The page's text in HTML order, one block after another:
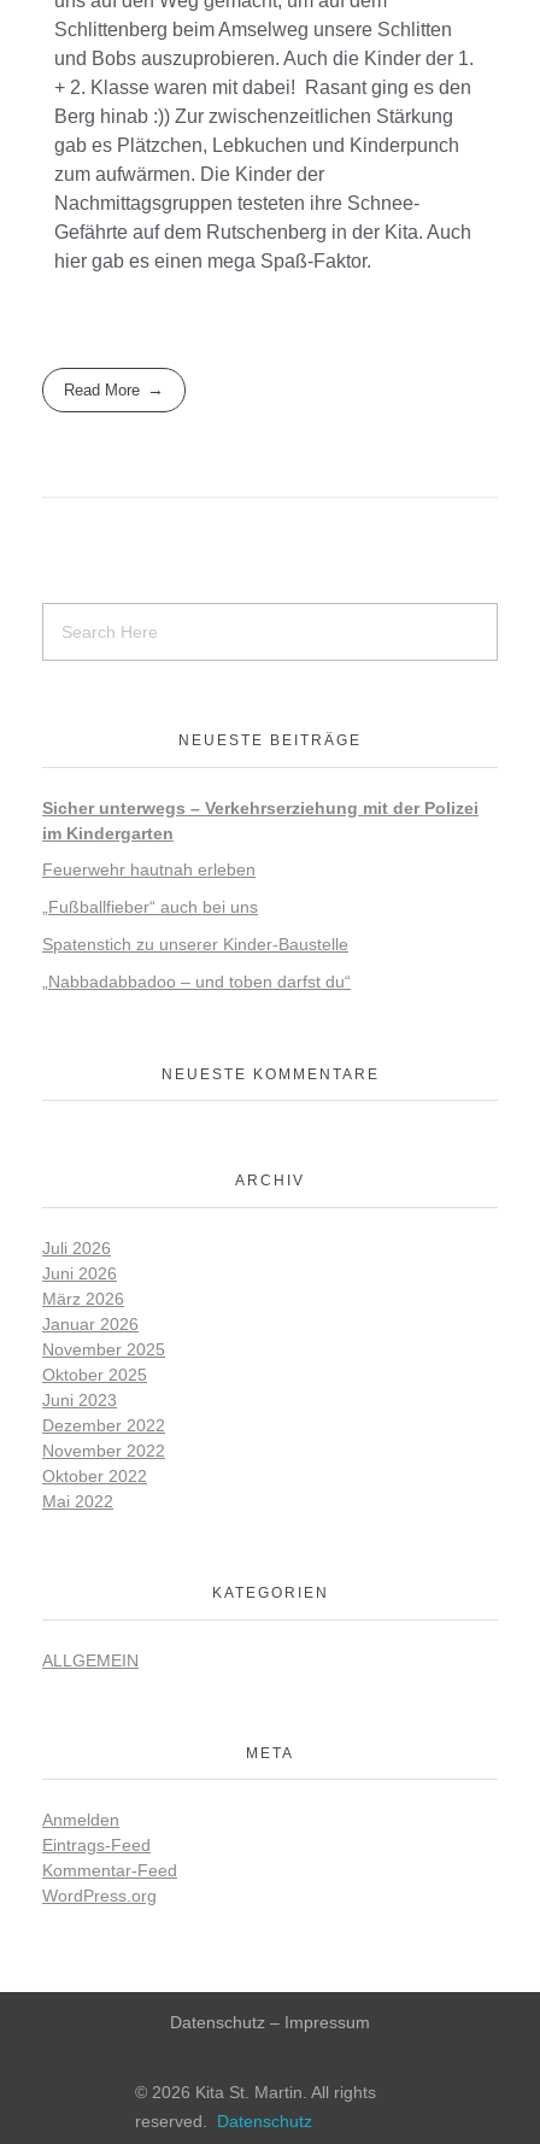
Schlittenberg beim Amselweg unsere Schlitten
und Bobs auszuprobieren. Auch die Kinder der 1.
+ 2. Klasse waren mit dabei! Rasant ging es den
Berg hinab :)) Zur zwischenzeitlichen Stärkung
gab es Plätzchen, Lebkuchen und Kinderpunch
zum aufwärmen. Die Kinder der
Nachmittagsgruppen testeten ihre Schnee-
Gefährte auf dem Rutschenberg in der Kita. Auch
hier gab es einen mega Spaß-Faktor.
Read More
NEUESTE BEITRÄGE
Sicher unterwegs – Verkehrserziehung mit der Polizei
im Kindergarten
Feuerwehr hautnah erleben
„Fußballfieber“ auch bei uns
Spatenstich zu unserer Kinder-Baustelle
„Nabbadabbadoo – und toben darfst du“
NEUESTE KOMMENTARE
ARCHIV
Juli 2026
Juni 2026
März 2026
Januar 2026
November 2025
Oktober 2025
Juni 2023
Dezember 2022
November 2022
Oktober 2022
Mai 2022
KATEGORIEN
ALLGEMEIN
META
Anmelden
Eintrags-Feed
Kommentar-Feed
WordPress.org
Datenschutz – Impressum
© 2026 Kita St. Martin. All rights
reserved.
Datenschutz